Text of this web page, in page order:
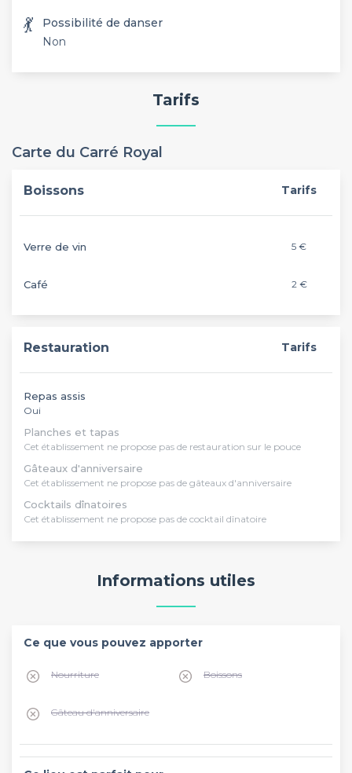
💃
Possibilité de danser
Non
Tarifs
Carte du Carré Royal
Boissons Tarifs
Verre de vin 5 €
Café 2 €
Restauration Tarifs
Repas assis
Oui
Planches et tapas
Cet établissement ne propose pas de restauration sur le pouce
Gâteaux d'anniversaire
Cet établissement ne propose pas de gâteaux d'anniversaire
Cocktails dînatoires
Cet établissement ne propose pas de cocktail dînatoire
Informations utiles
Ce que vous pouvez apporter
Nourriture Boissons
Gâteau d'anniversaire